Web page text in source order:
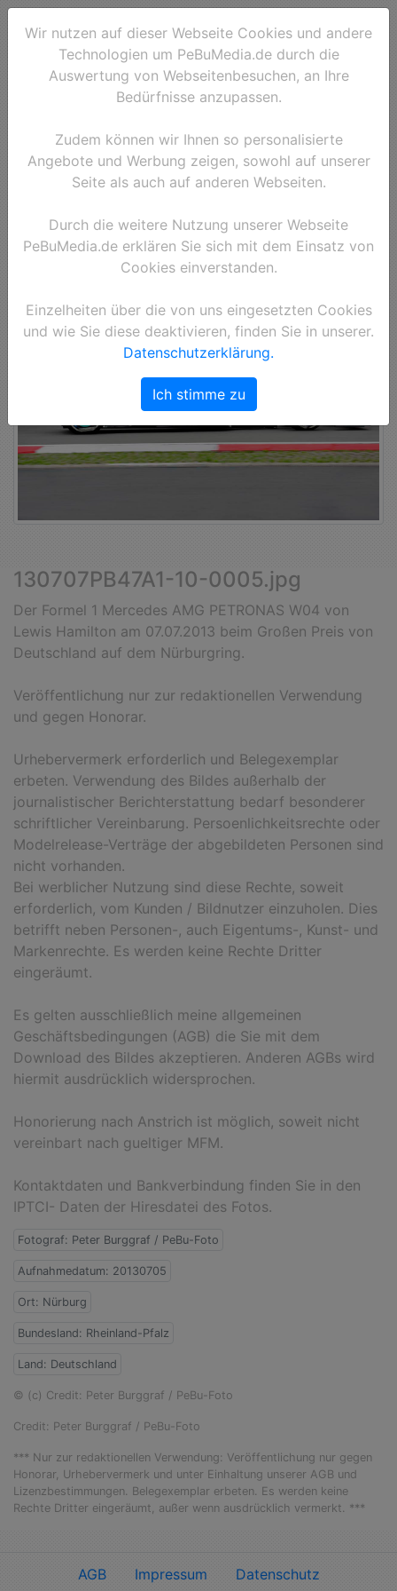
130707PB47A1-10-0005.jpg
Der Formel 1 Mercedes AMG PETRONAS W04 von
Lewis Hamilton am 07.07.2013 beim Großen Preis von
Deutschland auf dem Nürburgring.
Veröffentlichung nur zur redaktionellen Verwendung
und gegen Honorar.
Urhebervermerk erforderlich und Belegexemplar
erbeten. Verwendung des Bildes außerhalb der
journalistischer Berichterstattung bedarf besonderer
schriftlicher Vereinbarung. Persoenlichkeitsrechte oder
Modelrelease-Verträge der abgebildeten Personen sind
nicht vorhanden.
Bei werblicher Nutzung sind diese Rechte, soweit
erforderlich, vom Kunden / Bildnutzer einzuholen. Dies
betrifft neben Personen-, auch Eigentums-, Kunst- und
Markenrechte. Es werden keine Rechte Dritter
eingeräumt.
Es gelten ausschließlich meine allgemeinen
Geschäftsbedingungen (AGB) die Sie mit dem
Download des Bildes akzeptieren. Anderen AGBs wird
hiermit ausdrücklich widersprochen.
Honorierung nach Anstrich ist möglich, soweit nicht
vereinbart nach gueltiger MFM.
Kontaktdaten und Bankverbindung finden Sie in den
IPTCI- Daten der Hiresdatei des Fotos.
Fotograf: Peter Burggraf / PeBu-Foto
Aufnahmedatum: 20130705
Ort: Nürburg
Bundesland: Rheinland-Pfalz
Land: Deutschland
© (c) Credit: Peter Burggraf / PeBu-Foto
Credit: Peter Burggraf / PeBu-Foto
*** Nur zur redaktionellen Verwendung: Veröffentlichung nur gegen
Honorar, Urhebervermerk und unter Einhaltung unserer AGB und
Lizenzbestimmungen. Belegexemplar erbeten. Es werden keine
Rechte Dritter eingeräumt, außer wenn ausdrücklich vermerkt. ***
Wir nutzen auf dieser Webseite Cookies und andere
Technologien um PeBuMedia.de durch die
Auswertung von Webseitenbesuchen, an Ihre
Bedürfnisse anzupassen.
Zudem können wir Ihnen so personalisierte
Angebote und Werbung zeigen, sowohl auf unserer
Seite als auch auf anderen Webseiten.
Durch die weitere Nutzung unserer Webseite
PeBuMedia.de erklären Sie sich mit dem Einsatz von
Cookies einverstanden.
Einzelheiten über die von uns eingesetzten Cookies
und wie Sie diese deaktivieren, finden Sie in unserer.
Datenschutzerklärung.
Ich stimme zu
AGB Impressum Datenschutz